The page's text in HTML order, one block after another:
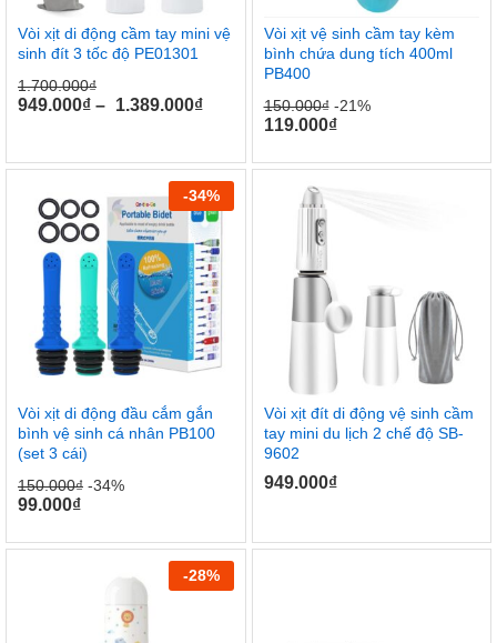
Vòi xịt di động cầm tay mini vệ
sinh đít 3 tốc độ PE01301
1.700.000₫
949.000₫ – 1.389.000₫
Vòi xịt vệ sinh cầm tay kèm
bình chứa dung tích 400ml
PB400
150.000₫-21%
119.000₫
-34%
Vòi xịt di động đầu cắm gắn
bình vệ sinh cá nhân PB100
(set 3 cái)
150.000₫ -34%
99.000₫
Vòi xịt đít di động vệ sinh cầm
tay mini du lịch 2 chế độ SB-
9602
949.000₫
-28%